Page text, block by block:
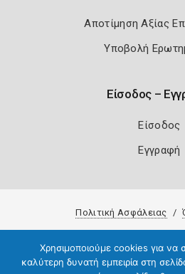
Αποτίμηση Αξίας
Υποβολή
Είσοδος –
Είσοδος
Εγγραφή
Πολιτική Ασφάλειας
Χρησιμοποιούμε cookies για να
καλύτερη δυνατή εμπειρία στη